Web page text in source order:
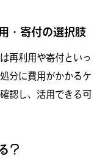
・寄付の選択肢
再利用や寄付といっ
分に費用がかかるケ
認し、活用できる可
？